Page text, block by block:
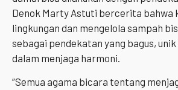
Denok Marty Astuti bercerita bahwa
lingkungan dan mengelola sampah
sebagai pendekatan yang bagus,
dalam menjaga harmoni.
“Semua agama bicara tentang